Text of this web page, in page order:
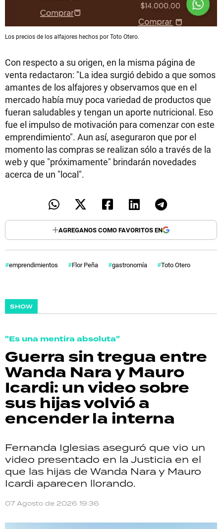
Los precios de los alfajores hechos por Toto Otero.
Con respecto a su origen, en la misma página de
venta redactaron: "La idea surgió debido a que somos
amantes de los alfajores y observamos que en el
mercado había muy poca variedad de productos que
fueran saludables y tengan un aporte nutricional. Eso
fue el impulso de motivación para comenzar con este
emprendimiento". Aun así, aseguraron que por el
momento las compras se realizan sólo a través de la
web y que "próximamente" brindarán novedades
acerca de un "local".
AGREGANOS COMO FAVORITOS EN
emprendimientos Flor Peña gastronomía Toto Otero
SHOW
"Es una mentira absoluta"
Guerra sin tregua entre
Wanda Nara y Mauro
Icardi: un video sobre
sus hijas volvió a
encender la interna
Fernanda Iglesias aseguró que vio un
video presentado en la Justicia en el
que las hijas de Wanda Nara y Mauro
Icardi aparecen llorando.
07 Agosto de 2026 19:36